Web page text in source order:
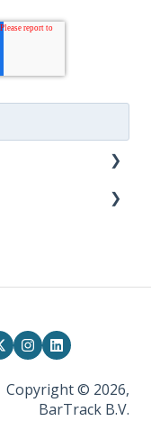
Copyright © 2026,
BarTrack B.V.